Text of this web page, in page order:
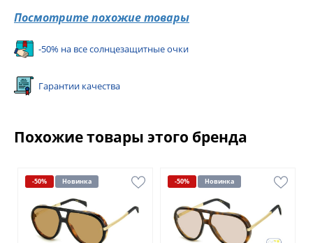
Посмотрите похожие товары
-50% на все солнцезащитные очки
Гарантии качества
Похожие товары этого бренда
-50% Новинка -50% Новинка